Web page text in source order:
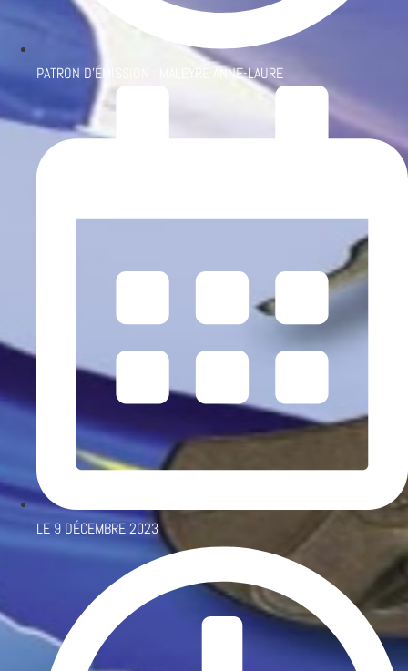
PATRON D'ÉMISSION : MALEYRE ANNE-LAURE
LE 9 DÉCEMBRE 2023